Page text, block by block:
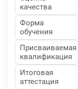
качества
Форма
обучения
Присваиваемая
квалификация
Итоговая
аттестация